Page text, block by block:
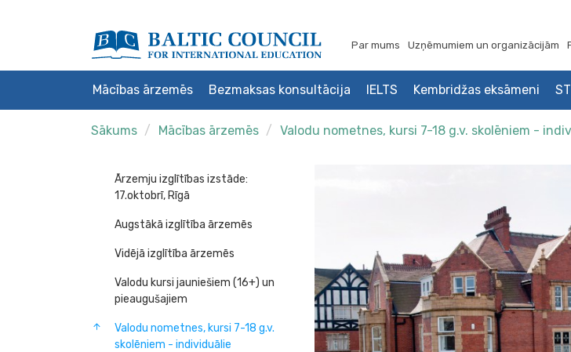
Par mums Uzņēmumiem un organizācijām
Mācības ārzemēs Bezmaksas konsultācija IELTS Kembridžas eksāmeni
Sākums Mācības ārzemēs Valodu nometnes, kursi 7-18 g.v. skolēniem -
Ārzemju izglītības izstāde:
17.oktobrī, Rīgā
Augstākā izglītība ārzemēs
Vidējā izglītība ārzemēs
Valodu kursi jauniešiem (16+) un
pieaugušajiem
Valodu nometnes, kursi 7-18 g.v.
skolēniem - individuālie